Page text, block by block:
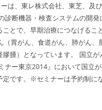
、東レ株式会社、東芝、及
診断機器・検査システムの開
とで、早期治療につなげる
胃がん、食道がん、肺がん
腫）となっています。 国立
ー東京2014』において国立
です。※セミナーは予約制に